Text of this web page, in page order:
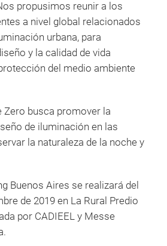
propusimos reunir a los
a nivel global relacionados
urbana, para
y la calidad de vida
del medio ambiente
Zero busca promover la
de iluminación en las
la naturaleza de la noche y
Buenos Aires se realizará del
de 2019 en La Rural Predio
por CADIEEL y Messe